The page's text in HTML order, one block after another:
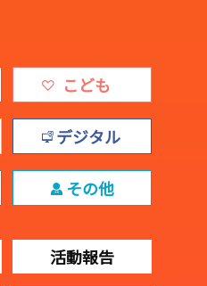
こども
デジタル
その他
活動報告